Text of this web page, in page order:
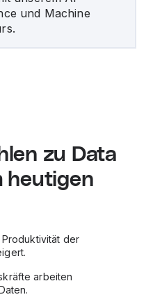
und Machine
zu Data
heutigen
der
arbeiten